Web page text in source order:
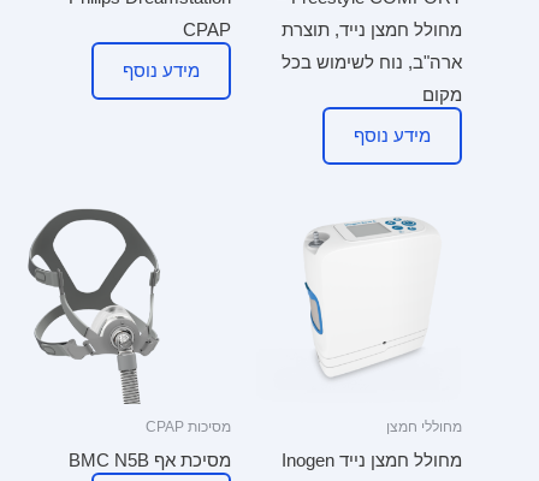
מחולל חמצן נייד, תוצרת
ארה"ב, נוח לשימוש בכל
מקום
מידע נוסף
CPAP
מידע נוסף
מחוללי חמצן
מחולל חמצן נייד Inogen
מסיכות CPAP
מסיכת אף BMC N5B